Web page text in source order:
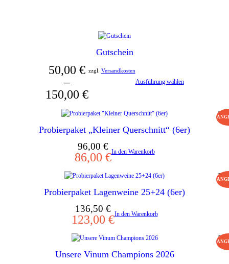
Gutschein
50,00 €
–
150,00 €
zzgl. Versandkosten
Ausführung wählen
Probierpaket „Kleiner Querschnitt“ (6er)
96,00 €
Ursprünglicher
Preis
war:
96,00 €
86,00 €
Aktueller
Preis
ist:
86,00 €.
In den Warenkorb
Probierpaket Lagenweine 25+24 (6er)
136,50 €
Ursprünglicher
Preis
war:
136,50 €
123,00 €
Aktueller
Preis
ist:
123,00 €.
In den Warenkorb
Unsere Vinum Champions 2026